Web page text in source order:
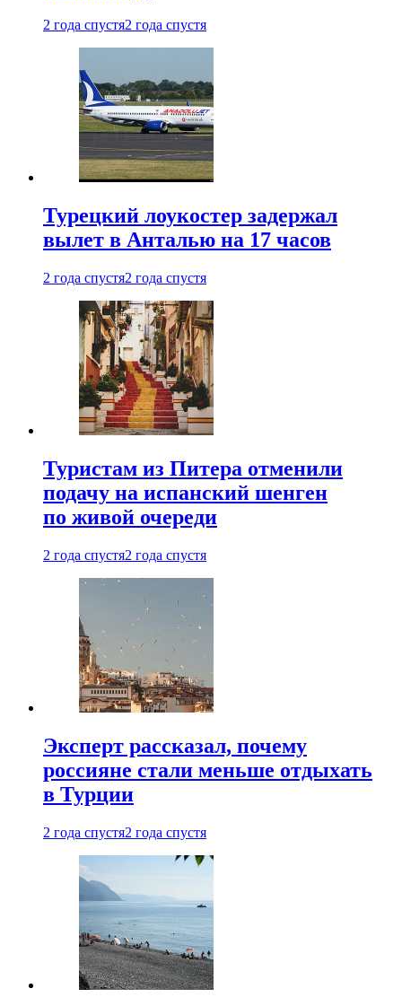
2 года спустя2 года спустя
Турецкий лоукостер задержал
вылет в Анталью на 17 часов
2 года спустя2 года спустя
Туристам из Питера отменили
подачу на испанский шенген
по живой очереди
2 года спустя2 года спустя
Эксперт рассказал, почему
россияне стали меньше отдыхать
в Турции
2 года спустя2 года спустя